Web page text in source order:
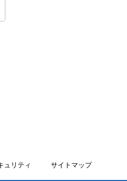
ュリティ サイトマップ